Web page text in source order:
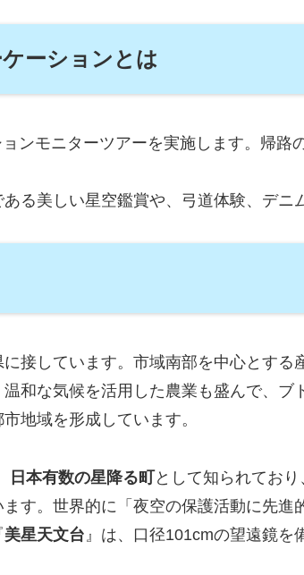
ーションとは
ンモニターツアーを実施します。帰路
る美しい星空鑑賞や、弓道体験、デ
接しています。市域南部を中心とする
和な気候を活用した農業も盛んで、
地域を形成しています。
日本有数の星降る町として知られており
す。世界的に「夜空の保護活動に先
美星天文台 』は、口径101cmの望遠鏡を